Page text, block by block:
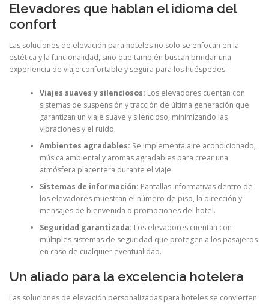
Elevadores que hablan el idioma del
confort
Las soluciones de elevación para hoteles no solo se enfocan en la
estética y la funcionalidad, sino que también buscan brindar una
experiencia de viaje confortable y segura para los huéspedes:
Viajes suaves y silenciosos: Los elevadores cuentan con
sistemas de suspensión y tracción de última generación que
garantizan un viaje suave y silencioso, minimizando las
vibraciones y el ruido.
Ambientes agradables: Se implementa aire acondicionado,
música ambiental y aromas agradables para crear una
atmósfera placentera durante el viaje.
Sistemas de información: Pantallas informativas dentro de
los elevadores muestran el número de piso, la dirección y
mensajes de bienvenida o promociones del hotel.
Seguridad garantizada: Los elevadores cuentan con
múltiples sistemas de seguridad que protegen a los pasajeros
en caso de cualquier eventualidad.
Un aliado para la excelencia hotelera
Las soluciones de elevación personalizadas para hoteles se convierten